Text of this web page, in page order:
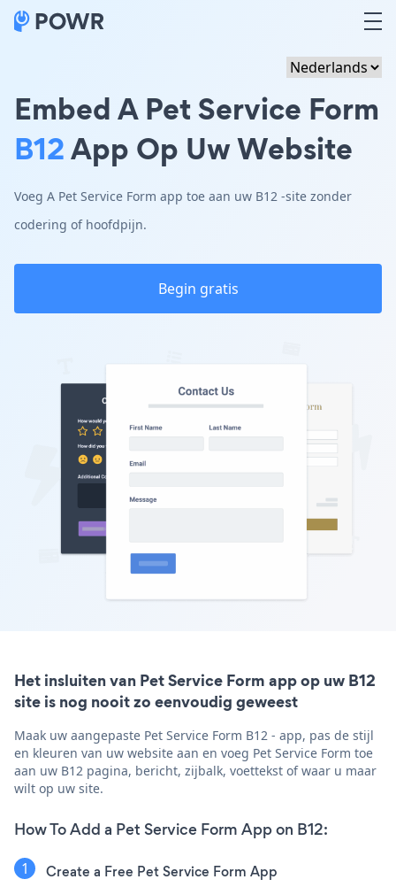
Embed A Pet Service Form
B12App Op Uw Website
Voeg A Pet Service Form app toe aan uw B12 -site zonder
codering of hoofdpijn.
Begin gratis
Het insluiten van Pet Service Form app op uw B12
site is nog nooit zo eenvoudig geweest
Maak uw aangepaste Pet Service Form B12 - app, pas de stijl
en kleuren van uw website aan en voeg Pet Service Form toe
aan uw B12 pagina, bericht, zijbalk, voettekst of waar u maar
wilt op uw site.
How To Add a Pet Service Form App on B12:
Create a Free Pet Service Form App